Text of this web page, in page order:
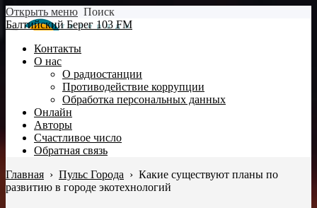
Открыть меню Поиск
Балтийский Берег 103 FM
Контакты
О нас
О радиостанции
Противодействие коррупции
Обработка персональных данных
Онлайн
Авторы
Счастливое число
Обратная связь
Главная › Пульс Города › Какие существуют планы по
развитию в городе экотехнологий